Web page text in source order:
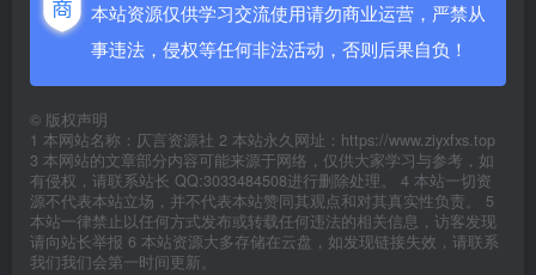
本站资源仅供学习交流使用请勿商业运营，严禁从
事违法，侵权等任何非法活动，否则后果自负！
© 版权声明
1 本网站名称：仄言资源社 2 本站永久网址：https://www.ziyxfxs.top
3 本网站的文章部分内容可能来源于网络，仅供大家学习与参考，如
有侵权，请联系站长 QQ:3033484508进行删除处理。 4 本站一切资
源不代表本站立场，并不代表本站赞同其观点和对其真实性负责。 5
本站一律禁止以任何方式发布或转载任何违法的相关信息，访客发现
请向站长举报 6 本站资源大多存储在云盘，如发现链接失效，请联系
我们我们会第一时间更新。